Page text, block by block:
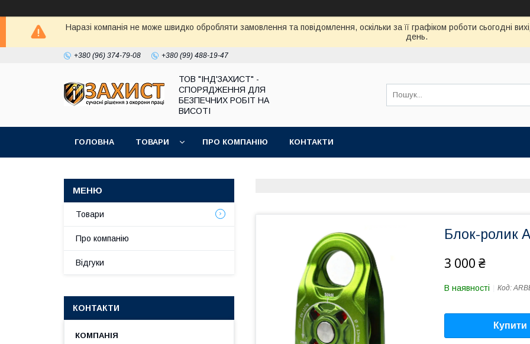
Наразі компанія не може швидко обробляти замовлення та повідомлення, оскільки за її графіком роботи сьогодні
день.
+380 (96) 374-79-08 +380 (99) 488-19-47
ТОВ "ІНД'ЗАХИСТ" -
СПОРЯДЖЕННЯ ДЛЯ
БЕЗПЕЧНИХ РОБІТ НА
ВИСОТІ
ГОЛОВНА ТОВАРИ ПРО КОМПАНІЮ КОНТАКТИ
Блок-ролик
3 000 ₴
В наявності Код:
Купити
Товари
Про компанію
Відгуки
КОНТАКТИ